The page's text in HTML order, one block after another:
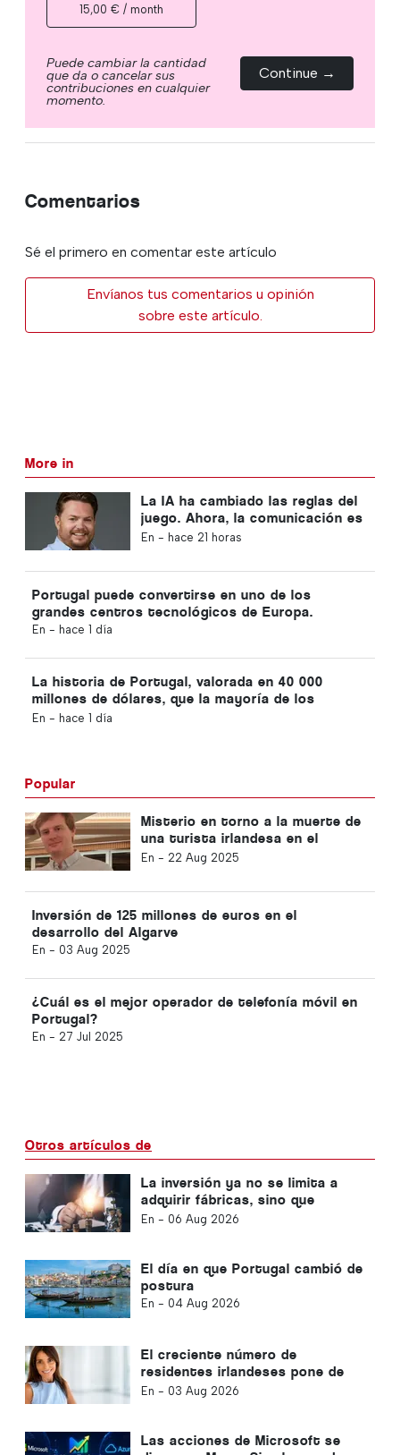
15,00 € / month
Puede cambiar la cantidad
que da o cancelar sus
contribuciones en cualquier
momento.
Continue →
Comentarios
Sé el primero en comentar este artículo
Envíanos tus comentarios u opinión
sobre este artículo.
More in
La IA ha cambiado las reglas del
juego. Ahora, la comunicación es
la ventaja competitiva.
En - hace 21 horas
Portugal puede convertirse en uno de los
grandes centros tecnológicos de Europa.
En - hace 1 día
La historia de Portugal, valorada en 40 000
millones de dólares, que la mayoría de los
inversores están pasando por alto
En - hace 1 día
Popular
Misterio en torno a la muerte de
una turista irlandesa en el
Algarve
En - 22 Aug 2025
Inversión de 125 millones de euros en el
desarrollo del Algarve
En - 03 Aug 2025
¿Cuál es el mejor operador de telefonía móvil en
Portugal?
En - 27 Jul 2025
Otros artículos de
La inversión ya no se limita a
adquirir fábricas, sino que
también adquiere
En - 06 Aug 2026
El día en que Portugal cambió de
postura
En - 04 Aug 2026
El creciente número de
residentes irlandeses pone de
relieve la transformación del
En - 03 Aug 2026
Las acciones de Microsoft se